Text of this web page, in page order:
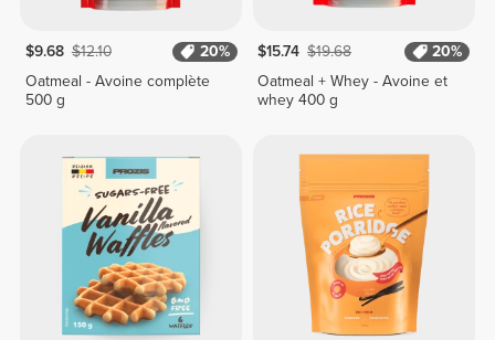
$9.68 $12.10
20%
Oatmeal - Avoine complète
500 g
$15.74 $19.68
20%
Oatmeal + Whey - Avoine et
whey 400 g